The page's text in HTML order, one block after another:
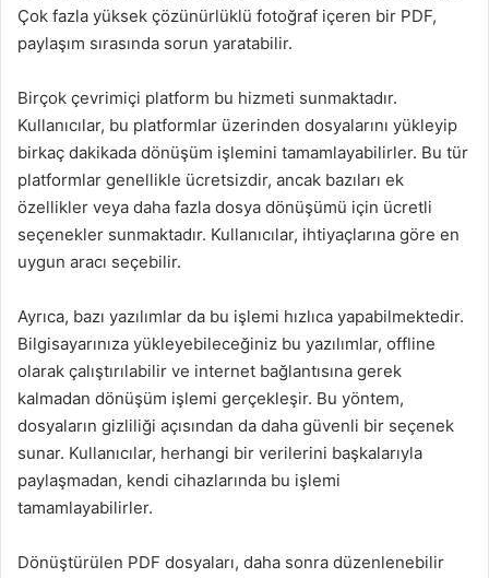
Çok fazla yüksek çözünürlüklü fotoğraf içeren bir PDF,
paylaşım sırasında sorun yaratabilir.
Birçok çevrimiçi platform bu hizmeti sunmaktadır.
Kullanıcılar, bu platformlar üzerinden dosyalarını yükleyip
birkaç dakikada dönüşüm işlemini tamamlayabilirler. Bu tür
platformlar genellikle ücretsizdir, ancak bazıları ek
özellikler veya daha fazla dosya dönüşümü için ücretli
seçenekler sunmaktadır. Kullanıcılar, ihtiyaçlarına göre en
uygun aracı seçebilir.
Ayrıca, bazı yazılımlar da bu işlemi hızlıca yapabilmektedir.
Bilgisayarınıza yükleyebileceğiniz bu yazılımlar, offline
olarak çalıştırılabilir ve internet bağlantısına gerek
kalmadan dönüşüm işlemi gerçekleşir. Bu yöntem,
dosyaların gizliliği açısından da daha güvenli bir seçenek
sunar. Kullanıcılar, herhangi bir verilerini başkalarıyla
paylaşmadan, kendi cihazlarında bu işlemi
tamamlayabilirler.
Dönüştürülen PDF dosyaları, daha sonra düzenlenebilir